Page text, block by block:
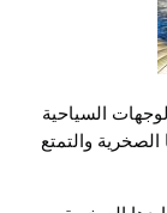
السياحية
والتمتع